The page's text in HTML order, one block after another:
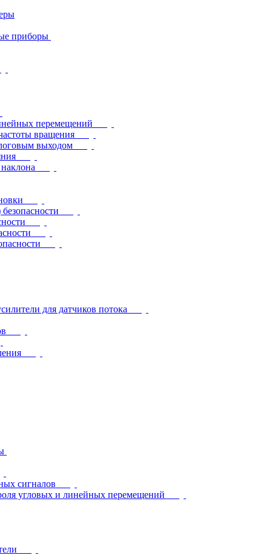
приборы
перемещений
вращения
выходом
для датчиков потока
сигналов
угловых и линейных перемещений